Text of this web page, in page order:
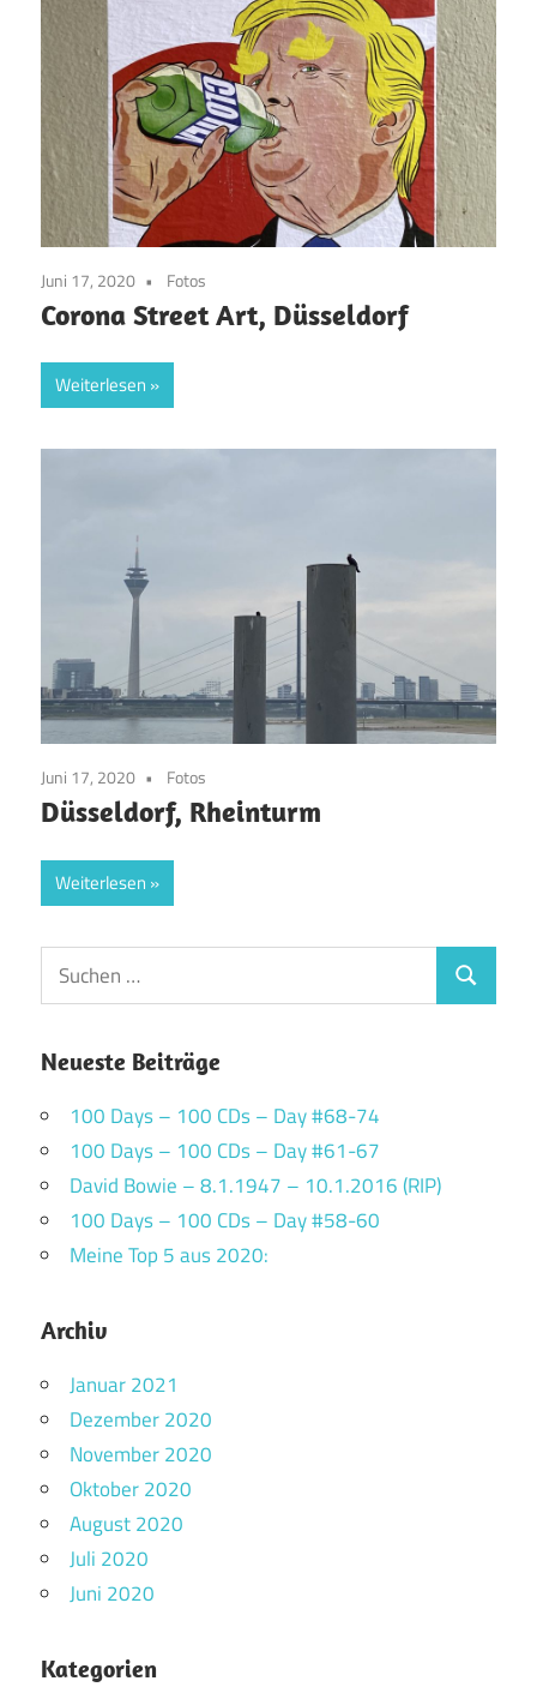
Juni 17, 2020 Fotos
Corona Street Art, Düsseldorf
Weiterlesen
Juni 17, 2020 Fotos
Düsseldorf, Rheinturm
Weiterlesen
Suchen
nach:
Suchen
Neueste Beiträge
100 Days – 100 CDs – Day #68-74
100 Days – 100 CDs – Day #61-67
David Bowie – 8.1.1947 – 10.1.2016 (RIP)
100 Days – 100 CDs – Day #58-60
Meine Top 5 aus 2020:
Archiv
Januar 2021
Dezember 2020
November 2020
Oktober 2020
August 2020
Juli 2020
Juni 2020
Kategorien